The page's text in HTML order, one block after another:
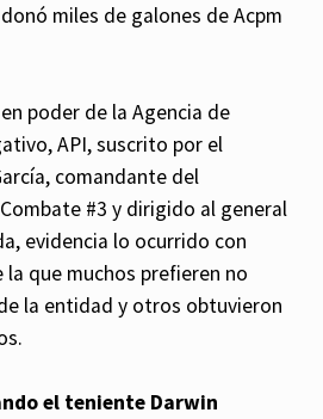
miles de galones de Acpm
poder de la Agencia de
API, suscrito por el
comandante del
#3 y dirigido al general
evidencia lo ocurrido con
que muchos prefieren no
la entidad y otros obtuvieron
el teniente Darwin